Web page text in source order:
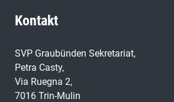
Kontakt
SVP Graubünden Sekretariat,
Petra Casty,
Via Ruegna 2,
7016 Trin-Mulin